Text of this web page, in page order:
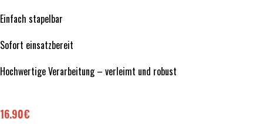
Einfach stapelbar
Sofort einsatzbereit
Hochwertige Verarbeitung – verleimt und robust
16.90€